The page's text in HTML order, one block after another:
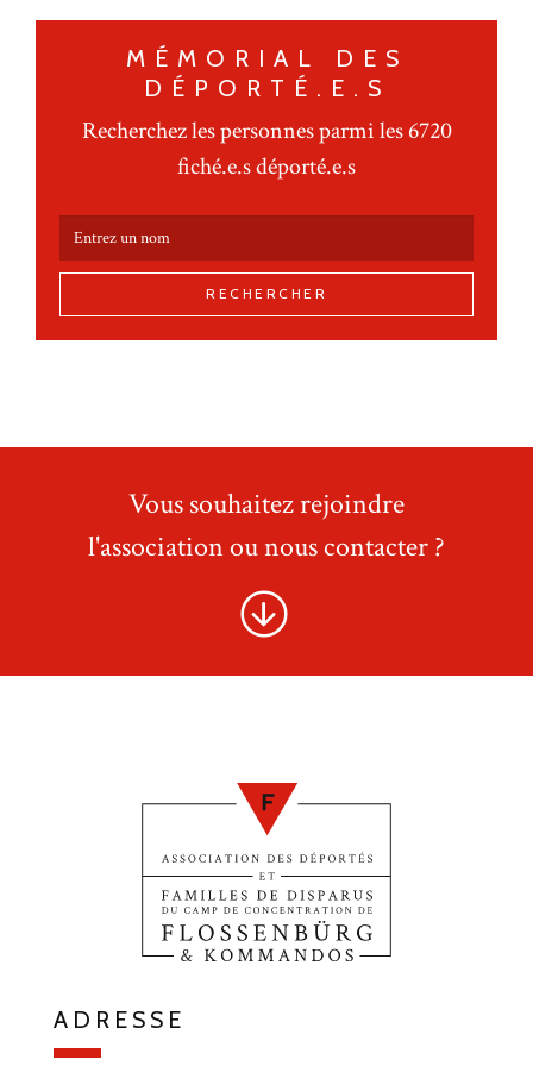
MÉMORIAL DES
DÉPORTÉ.E.S
Recherchez les personnes parmi les 6720
fiché.e.s déporté.e.s
RECHERCHER
Vous souhaitez rejoindre
l'association ou nous contacter ?
ADRESSE